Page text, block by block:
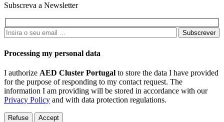
Subscreva a Newsletter
Subscrever
Processing my personal data
I authorize AED Cluster Portugal to store the data I have provided
for the purpose of responding to my contact request. The
information I am providing will be stored in accordance with our
Privacy Policy and with data protection regulations.
Refuse Accept